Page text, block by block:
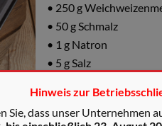
• 250 g
• 50 g Schmalz
• 1 g Natron
• 5 g Salz
Hinweis zur
Sie, dass unser Unternehmen